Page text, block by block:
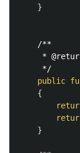
}
/**
*
     */
public
{
}